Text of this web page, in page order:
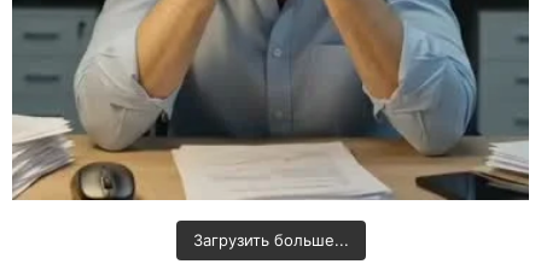
Загрузить больше...